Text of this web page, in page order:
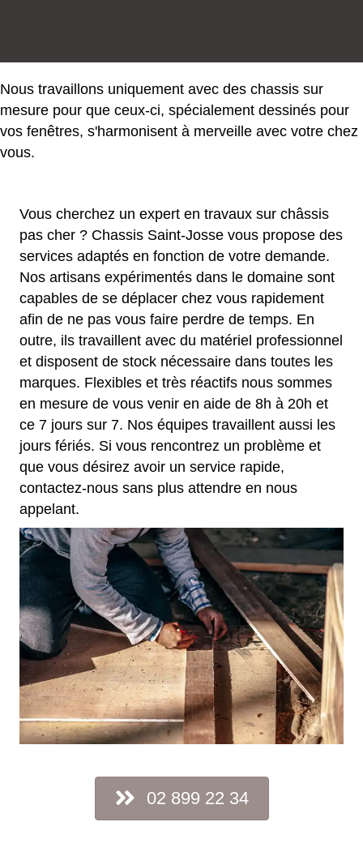
Nous travaillons uniquement avec des chassis sur
mesure pour que ceux-ci, spécialement dessinés pour
vos fenêtres, s'harmonisent à merveille avec votre chez
vous.
Vous cherchez un expert en travaux sur châssis
pas cher ? Chassis Saint-Josse vous propose des
services adaptés en fonction de votre demande.
Nos artisans expérimentés dans le domaine sont
capables de se déplacer chez vous rapidement
afin de ne pas vous faire perdre de temps. En
outre, ils travaillent avec du matériel professionnel
et disposent de stock nécessaire dans toutes les
marques. Flexibles et très réactifs nous sommes
en mesure de vous venir en aide de 8h à 20h et
ce 7 jours sur 7. Nos équipes travaillent aussi les
jours fériés. Si vous rencontrez un problème et
que vous désirez avoir un service rapide,
contactez-nous sans plus attendre en nous
appelant.
02 899 22 34